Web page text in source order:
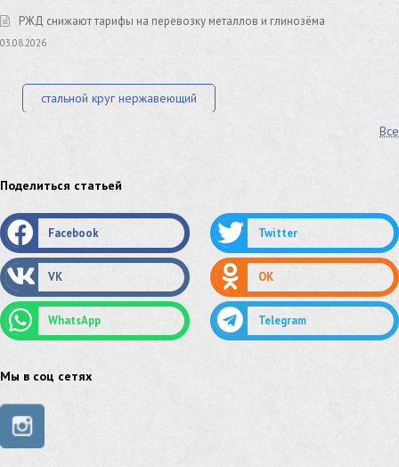
РЖД снижают тарифы на перевозку металлов и глинозёма
03.08.2026
стальной круг нержавеющий
труба оцинкованная труба нержавеющая
труба стальная сетка нержавеющая
сетка оцинкованная сетка стальная
сетка из нержавеющей стали
швеллер стальной
швеллер нержавеющий
Все
Поделиться статьей
Facebook Twitter
VK OK
WhatsApp Telegram
Мы в соц сетях